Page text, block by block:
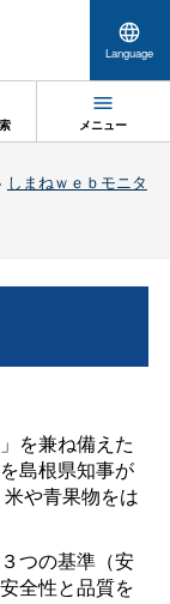
Language
メニュー
しまねｗｅｂモニタ
を兼ね備えた
島根県知事が
や青果物をは
つの基準（安
全性と品質を